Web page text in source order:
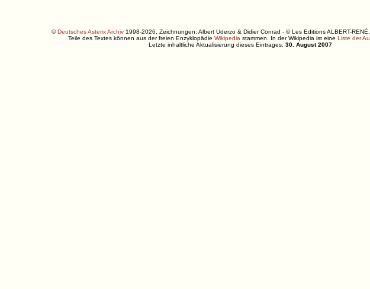
©Deutsches Asterix Archiv1998-2026, Zeichnungen: Albert Uderzo & Didier Conrad - © Les Editions ALBERT-RENÉ,
Teile des Textes können aus der freien Enzyklopädie Wikipedia stammen. In der Wikipedia ist eine Liste der
Letzte inhaltliche Aktualisierung dieses Eintrages: 30. August 2007